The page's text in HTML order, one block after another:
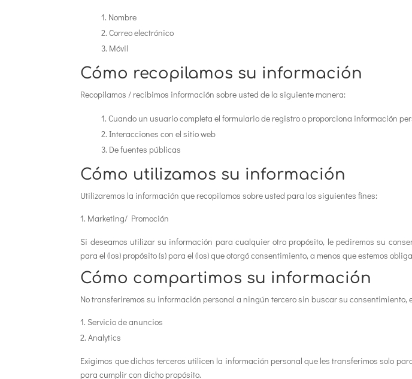
Nombre
Correo electrónico
Móvil
Cómo recopilamos su información
Recopilamos / recibimos información sobre usted de la siguiente manera:
Cuando un usuario completa el formulario de registro o proporciona información
Interacciones con el sitio web
De fuentes públicas
Cómo utilizamos su información
Utilizaremos la información que recopilamos sobre usted para los siguientes fines:
Marketing/ Promoción
Si deseamos utilizar su información para cualquier otro propósito, le pediremos su
para el (los) propósito (s) para el (los) que otorgó consentimiento, a menos que estemos
Cómo compartimos su información
No transferiremos su información personal a ningún tercero sin buscar su
Servicio de anuncios
Analytics
Exigimos que dichos terceros utilicen la información personal que les transferimos solo
para cumplir con dicho propósito.